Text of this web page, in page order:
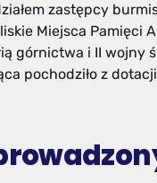
zastępcy
Miejsca
górnictwa i II wojny
pochodziło z